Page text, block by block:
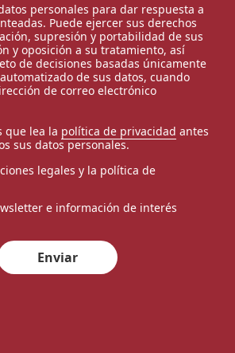
personales para dar respuesta a
Puede ejercer sus derechos
supresión y portabilidad de sus
y oposición a su tratamiento, así
de decisiones basadas únicamente
de sus datos, cuando
de correo electrónico
que lea la política de privacidad antes
sus datos personales.
legales y la política de
e información de interés
Enviar